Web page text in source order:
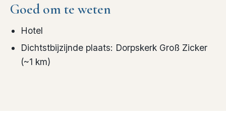
Goed om te weten
Hotel
Dichtstbijzijnde plaats: Dorpskerk Groß Zicker
(~1 km)